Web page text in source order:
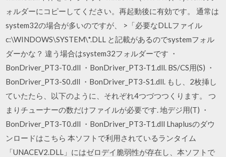
ォルダーにコピーしてください。再起動後に有効です。 通常は
system32の場合が多いのですが、 >「必要なDLLファイル
c:\WINDOWS\SYSTEM\*.DLL と記載があるのでsystemフォル
ダーかな？ 違う場合はsystem32フォルダーです ・
BonDriver_PT3-T0.dll ・BonDriver_PT3-T1.dll. BS/CS用(S) ・
BonDriver_PT3-S0.dll ・BonDriver_PT3-S1.dll. もし、2枚挿し
ていたたら、以下のように、それぞれ4つづつつくります。 つ
まりチューナーの数だけファイルが必要です. 地デジ用(T) ・
BonDriver_PT3-T0.dll ・BonDriver_PT3-T1.dll Lhaplusのダウ
ンロードはこちら 本ソフトで利用されているランタイム
「UNACEV2.DLL」にはゼロデイ脆弱性が存在し、本ソフトで